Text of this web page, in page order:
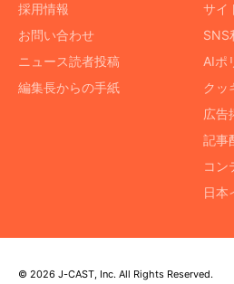
採用情報
お問い合わせ
ニュース読者投稿
編集長からの手紙
サイ
SNS
AIポ
クッ
広告
記事
コン
日本
© 2026 J-CAST, Inc. All Rights Reserved.